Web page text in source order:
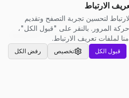
الارتباط
لتحسين تجربة التصفح وتقديم
المرور. بالنقر على "قبول الكل"،
لملفات تعريف الارتباط.
رفض الكل تخصيص قبول الكل
سياسة الخصوصية
الشروط والأحكام |